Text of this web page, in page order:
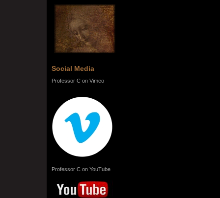
Social Media
Professor C on Vimeo
Professor C on YouTube